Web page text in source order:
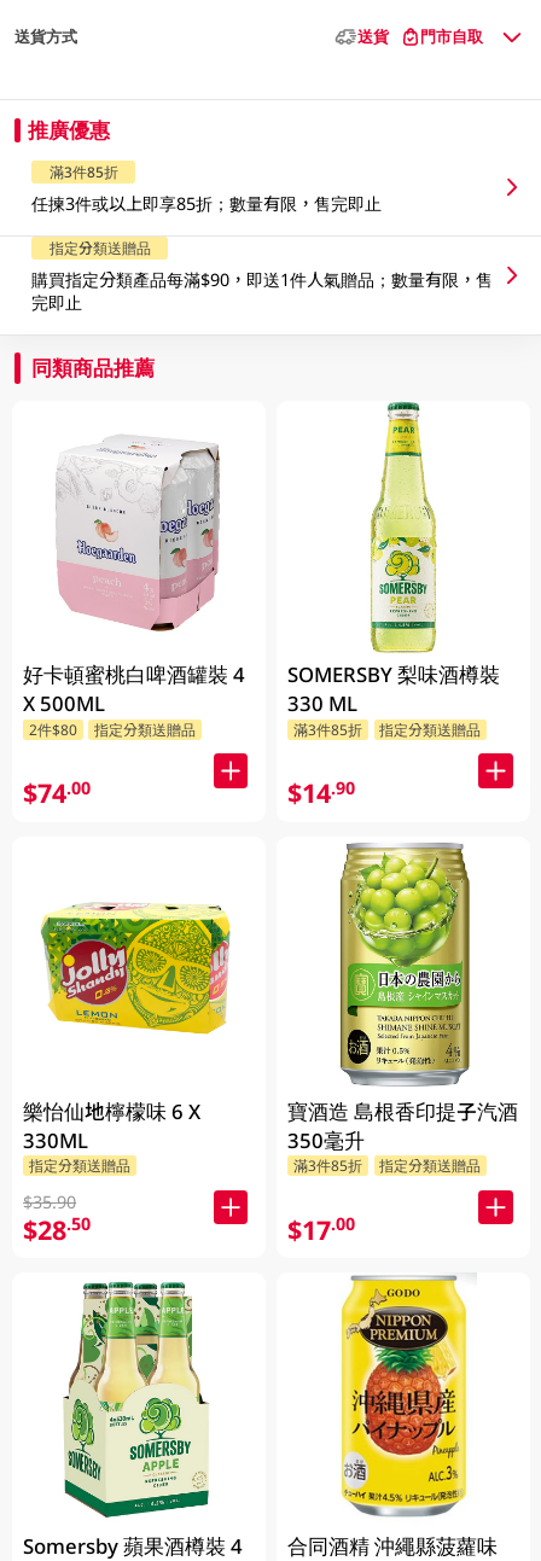
送貨方式 送貨 門市自取
推廣優惠
滿3件85折
任揀3件或以上即享85折；數量有限，售完即止
指定分類送贈品
購買指定分類產品每滿$90，即送1件人氣贈品；數量有限，售
完即止
同類商品推薦
好卡頓蜜桃白啤酒罐裝 4
X 500ML
2件$80 指定分類送贈品
$74.00
樂怡仙地檸檬味 6 X
330ML
指定分類送贈品
$35.90
$28.50
Somersby 蘋果酒樽裝 4
SOMERSBY 梨味酒樽裝
330 ML
滿3件85折 指定分類送贈品
$14.90
寶酒造 島根香印提子汽酒
350毫升
滿3件85折 指定分類送贈品
$17.00
合同酒精 沖繩縣菠蘿味